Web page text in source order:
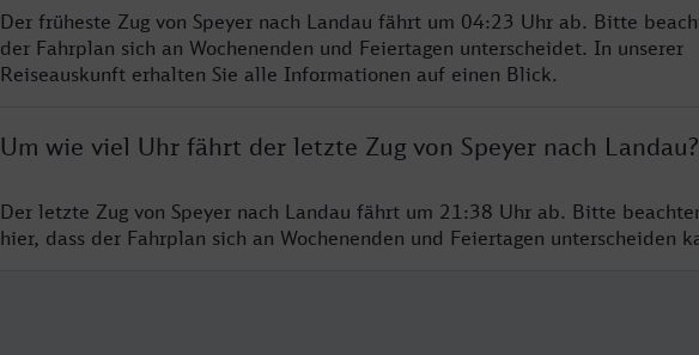
Der früheste Zug von Speyer nach Landau fährt um 04:23 Uhr ab. Bitte
der Fahrplan sich an Wochenenden und Feiertagen unterscheidet. In unserer
Reiseauskunft erhalten Sie alle Informationen auf einen Blick.
Um wie viel Uhr fährt der letzte Zug von Speyer nach Landau?
Der letzte Zug von Speyer nach Landau fährt um 21:38 Uhr ab. Bitte
hier, dass der Fahrplan sich an Wochenenden und Feiertagen unterscheiden